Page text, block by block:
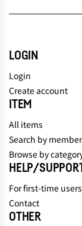
LOGIN
Login
Create account
ITEM
All items
Search by member
Browse by
HELP/
For first-time users
Contact
OTHER